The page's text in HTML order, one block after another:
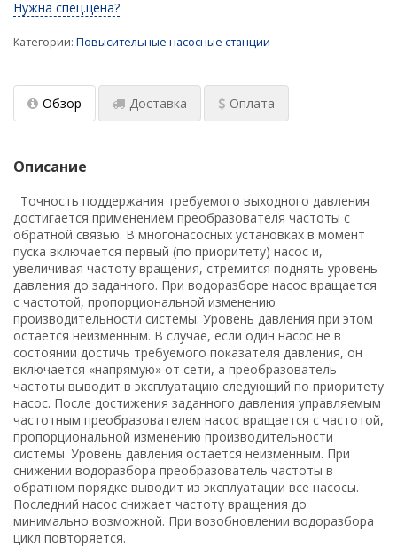
(установки)
Проектирование насосных установок
Мембранные расширительные баки:
конструкция, принцип действия, выбор
многоквартирного дома и здания
Водонагреватели для душевых
​ Промышленные насосные станции с
резервуарами
Подбор аккумуляторов холода для ЦОД
Обновленный калькулятор для подбора
промышленного электрического
водонагревателя
Заглубленные насосные станции
пожаротушения
Водонагреватели для стадионов и спортзалов
Промышленный водонагреватель для цеха
Промышленные водонагреватели для
многоквартирных домов
Нужна спец.цена?
Категории: Повысительные насосные станции
Обзор Доставка Оплата
Описание
Точность поддержания требуемого выходного давления
достигается применением преобразователя частоты с
обратной связью. В многонасосных установках в момент
пуска включается первый (по приоритету) насос и,
увеличивая частоту вращения, стремится поднять уровень
давления до заданного. При водоразборе насос вращается
с частотой, пропорциональной изменению
производительности системы. Уровень давления при этом
остается неизменным. В случае, если один насос не в
состоянии достичь требуемого показателя давления, он
включается «напрямую» от сети, а преобразователь
частоты выводит в эксплуатацию следующий по приоритету
насос. После достижения заданного давления управляемым
частотным преобразователем насос вращается с частотой,
пропорциональной изменению производительности
системы. Уровень давления остается неизменным. При
снижении водоразбора преобразователь частоты в
обратном порядке выводит из эксплуатации все насосы.
Последний насос снижает частоту вращения до
минимально возможной. При возобновлении водоразбора
цикл повторяется.